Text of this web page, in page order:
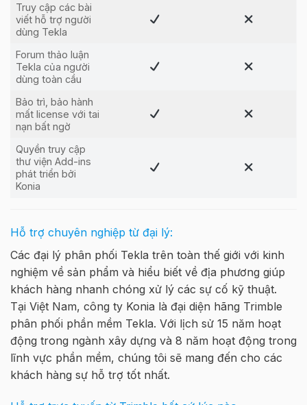
Truy cập các bài
viết hỗ trợ người
dùng Tekla
Forum thảo luận
Tekla của người
dùng toàn cầu
Bảo trì, bảo hành
mất license với tai
nạn bất ngờ
Quyền truy cập
thư viện Add-ins
phát triển bởi
Konia
Hỗ trợ chuyên nghiệp từ đại lý:
Các đại lý phân phối Tekla trên toàn thế giới với kinh
nghiệm về sản phẩm và hiểu biết về địa phương giúp
khách hàng nhanh chóng xử lý các sự cố kỹ thuật.
Tại Việt Nam, công ty Konia là đại diện hãng Trimble
phân phối phần mềm Tekla. Với lịch sử 15 năm hoạt
động trong ngành xây dựng và 8 năm hoạt động trong
lĩnh vực phần mềm, chúng tôi sẽ mang đến cho các
khách hàng sự hỗ trợ tốt nhất.